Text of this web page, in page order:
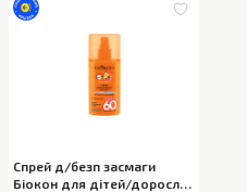
Спрей д/безп засмаги
Біокон для дітей/доросл